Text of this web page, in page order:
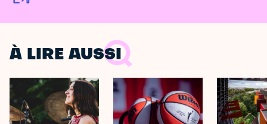
À LIRE AUSSI